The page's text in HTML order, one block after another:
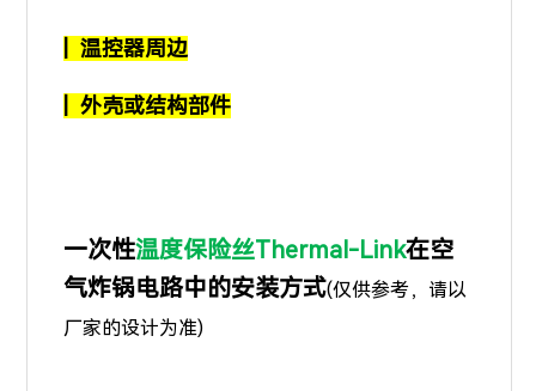
|温控器周边
|外壳或结构部件
一次性温度保险丝Thermal-Link在空
气炸锅电路中的安装方式(仅供参考，请以
厂家的设计为准)